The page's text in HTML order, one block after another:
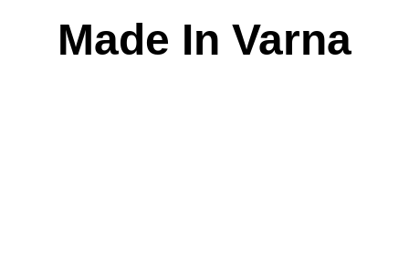
Made In Varna